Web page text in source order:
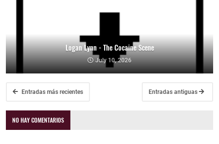
Logan Lynn - The Cocaine Scene
July 10, 2026
Entradas más recientes Entradas antiguas
NO HAY COMENTARIOS